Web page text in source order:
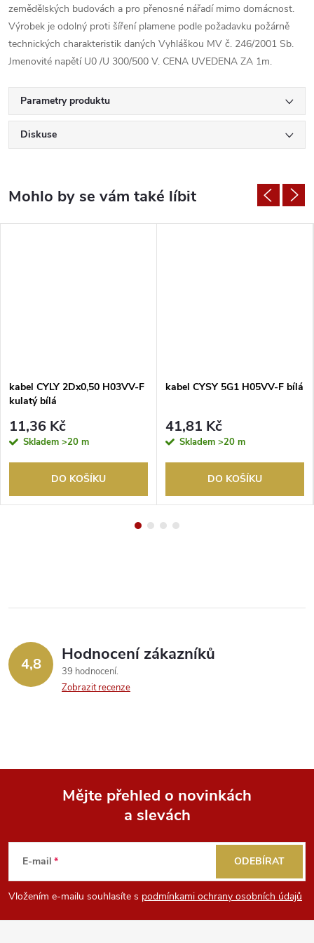
zemědělských budovách a pro přenosné nářadí mimo domácnost.
Výrobek je odolný proti šíření plamene podle požadavku požárně
technických charakteristik daných Vyhláškou MV č. 246/2001 Sb.
Jmenovité napětí U0 /U 300/500 V. CENA UVEDENA ZA 1m.
Parametry produktu
Diskuse
kabel CYLY 2Dx0,50 H03VV-F
kulatý bílá
11,36 Kč
Skladem >20 m
DO KOŠÍKU
kabel CYSY 5G1 H05VV-F bílá
41,81 Kč
Skladem >20 m
DO KOŠÍKU
4,8 Hodnocení zákazníků
39 hodnocení
Zobrazit recenze
p
Mějte přehled o novinkách
a slevách
E-mail
Vložením e-mailu souhlasíte s podmínkami ochrany osobních údajů
ODEBÍRAT